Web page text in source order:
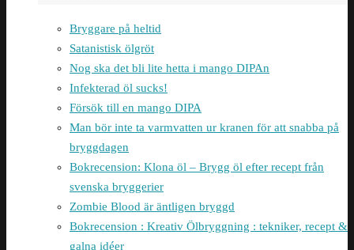
Bryggare på heltid
Satanistisk ölgröt
Nog ska det bli lite hetta i mango DIPAn
Infekterad öl sucks!
Försök till en mango DIPA
Man bör inte ta varmvatten ur kranen för att snabba på
bryggdagen
Bokrecension: Klona öl – Brygg öl efter recept från
svenska bryggerier
Zombie Blood är äntligen bryggd
Bokrecension : Kreativ Ölbryggning : tekniker, recept &
galna idéer